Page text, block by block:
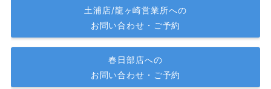
土浦店/龍ヶ崎営業所への
お問い合わせ・ご予約
春日部店への
お問い合わせ・ご予約